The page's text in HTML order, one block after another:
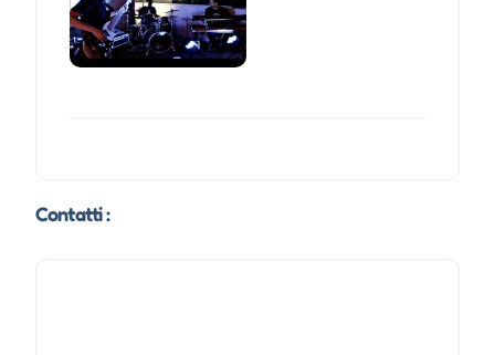
Contatti :